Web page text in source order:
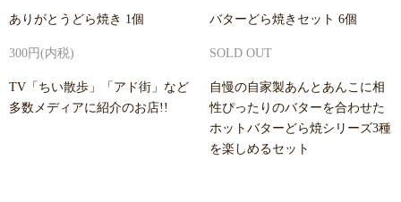
ありがとうどら焼き 1個
300円(内税)
TV「ちい散歩」「アド街」など
多数メディアに紹介のお店!!
バターどら焼きセット 6個
SOLD OUT
自慢の自家製あんとあんこに相
性ぴったりのバターを合わせた
ホットバターどら焼シリーズ3種
を楽しめるセット